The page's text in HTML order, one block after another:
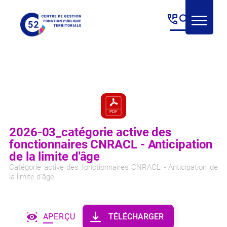
2026-03_catégorie active des
fonctionnaires CNRACL - Anticipation
de la limite d'âge
Catégorie active des fonctionnaires CNRACL - Anticipation de
la limite d'âge
TÉLÉCHARGER
APERÇU